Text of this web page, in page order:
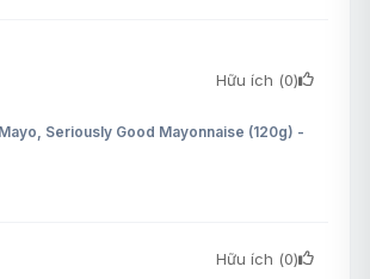
Hữu ích (0)
Seriously Good Mayonnaise (120g) -
Hữu ích (0)